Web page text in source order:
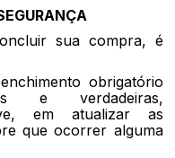
sua compra, é
obrigatório
e verdadeiras,
em atualizar as
que ocorrer alguma